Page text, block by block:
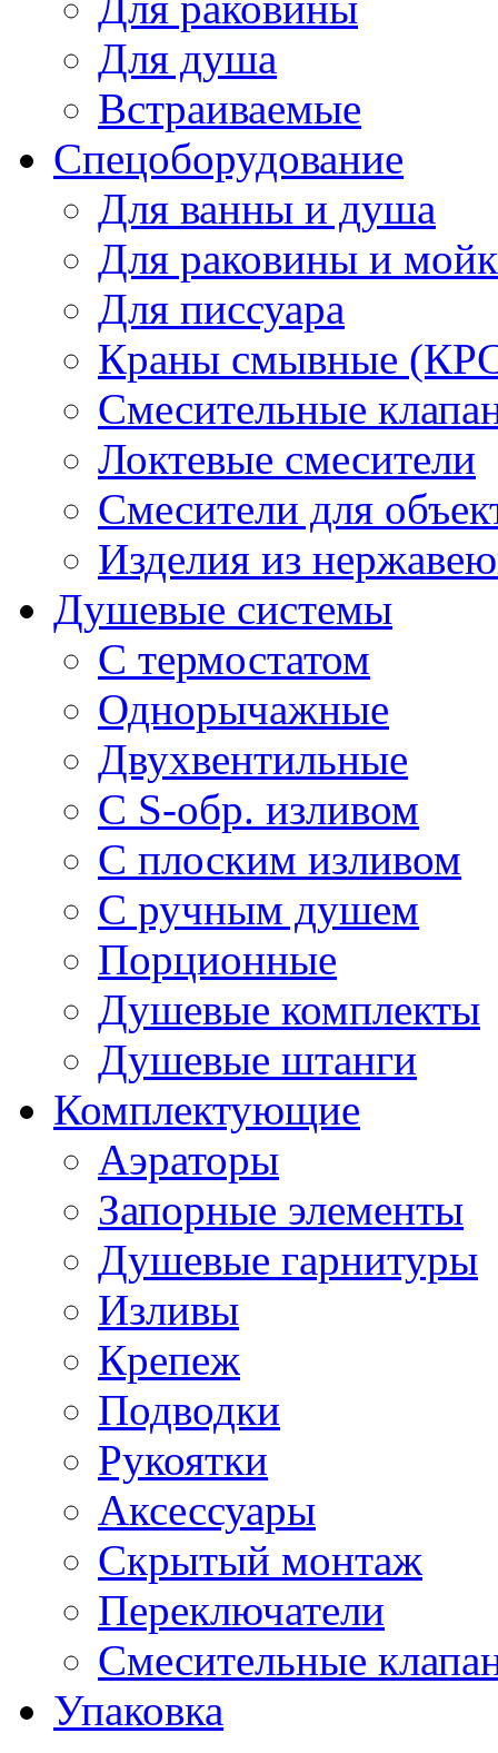
Для душа
Встраиваемые
Спецоборудование
Для ванны и душа
Для раковины и
Для писсуара
Краны смывные
Смесительные
Локтевые смесители
Смесители для
Изделия из
Душевые системы
С термостатом
Однорычажные
Двухвентильные
С S-обр. изливом
С плоским изливом
С ручным душем
Порционные
Душевые комплекты
Душевые штанги
Комплектующие
Аэраторы
Запорные элементы
Душевые гарнитуры
Изливы
Крепеж
Подводки
Рукоятки
Аксессуары
Скрытый монтаж
Переключатели
Смесительные
Упаковка